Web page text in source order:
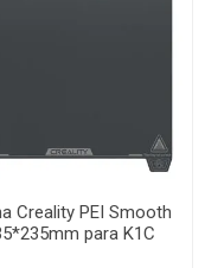
Creality PEI Smooth
para K1C